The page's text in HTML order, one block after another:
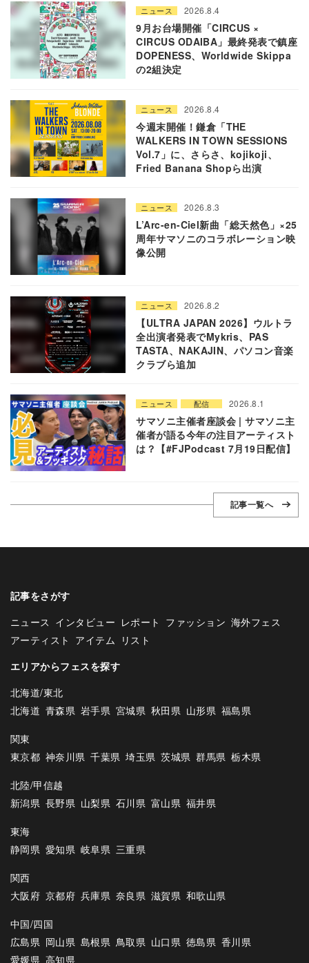
ニュース 2026.8.4
9月お台場開催「CIRCUS ×
CIRCUS ODAIBA」最終発表で鎮座
DOPENESS、Worldwide Skippa
の2組決定
ニュース 2026.8.4
今週末開催！鎌倉「THE
WALKERS IN TOWN SESSIONS
Vol.7」に、さらさ、kojikoji、
Fried Banana Shopら出演
ニュース 2026.8.3
L’Arc-en-Ciel新曲「総天然色」×25
周年サマソニのコラボレーション映
像公開
ニュース 2026.8.2
【ULTRA JAPAN 2026】ウルトラ
全出演者発表でMykris、PAS
TASTA、NAKAJIN、パソコン音楽
クラブら追加
ニュース 配信 2026.8.1
サマソニ主催者座談会 | サマソニ主
催者が語る今年の注目アーティスト
は？【#FJPodcast 7月19日配信】
記事一覧へ
記事をさがす
ニュース インタビュー レポート ファッション 海外フェス
アーティスト アイテム リスト
エリアからフェスを探す
北海道/東北
北海道 青森県 岩手県 宮城県 秋田県 山形県 福島県
関東
東京都 神奈川県 千葉県 埼玉県 茨城県 群馬県 栃木県
北陸/甲信越
新潟県 長野県 山梨県 石川県 富山県 福井県
東海
静岡県 愛知県 岐阜県 三重県
関西
大阪府 京都府 兵庫県 奈良県 滋賀県 和歌山県
中国/四国
広島県 岡山県 島根県 鳥取県 山口県 徳島県 香川県
愛媛県 高知県